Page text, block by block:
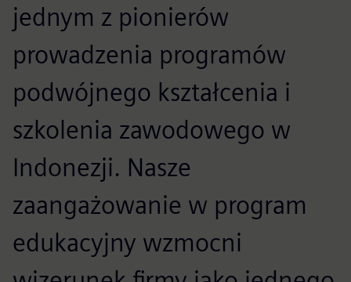
jednym z pionierów
prowadzenia programów
podwójnego kształcenia i
szkolenia zawodowego w
Indonezji. Nasze
zaangażowanie w program
edukacyjny wzmocni